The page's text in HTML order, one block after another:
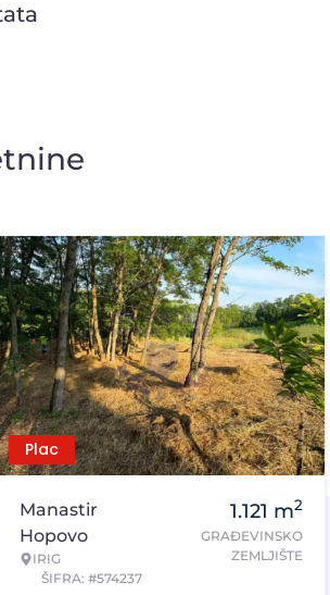
Plac
Manastir
Hopovo
IRIG
ŠIFRA: #574237
1.121 m2
GRAĐEVINSKO
ZEMLJIŠTE